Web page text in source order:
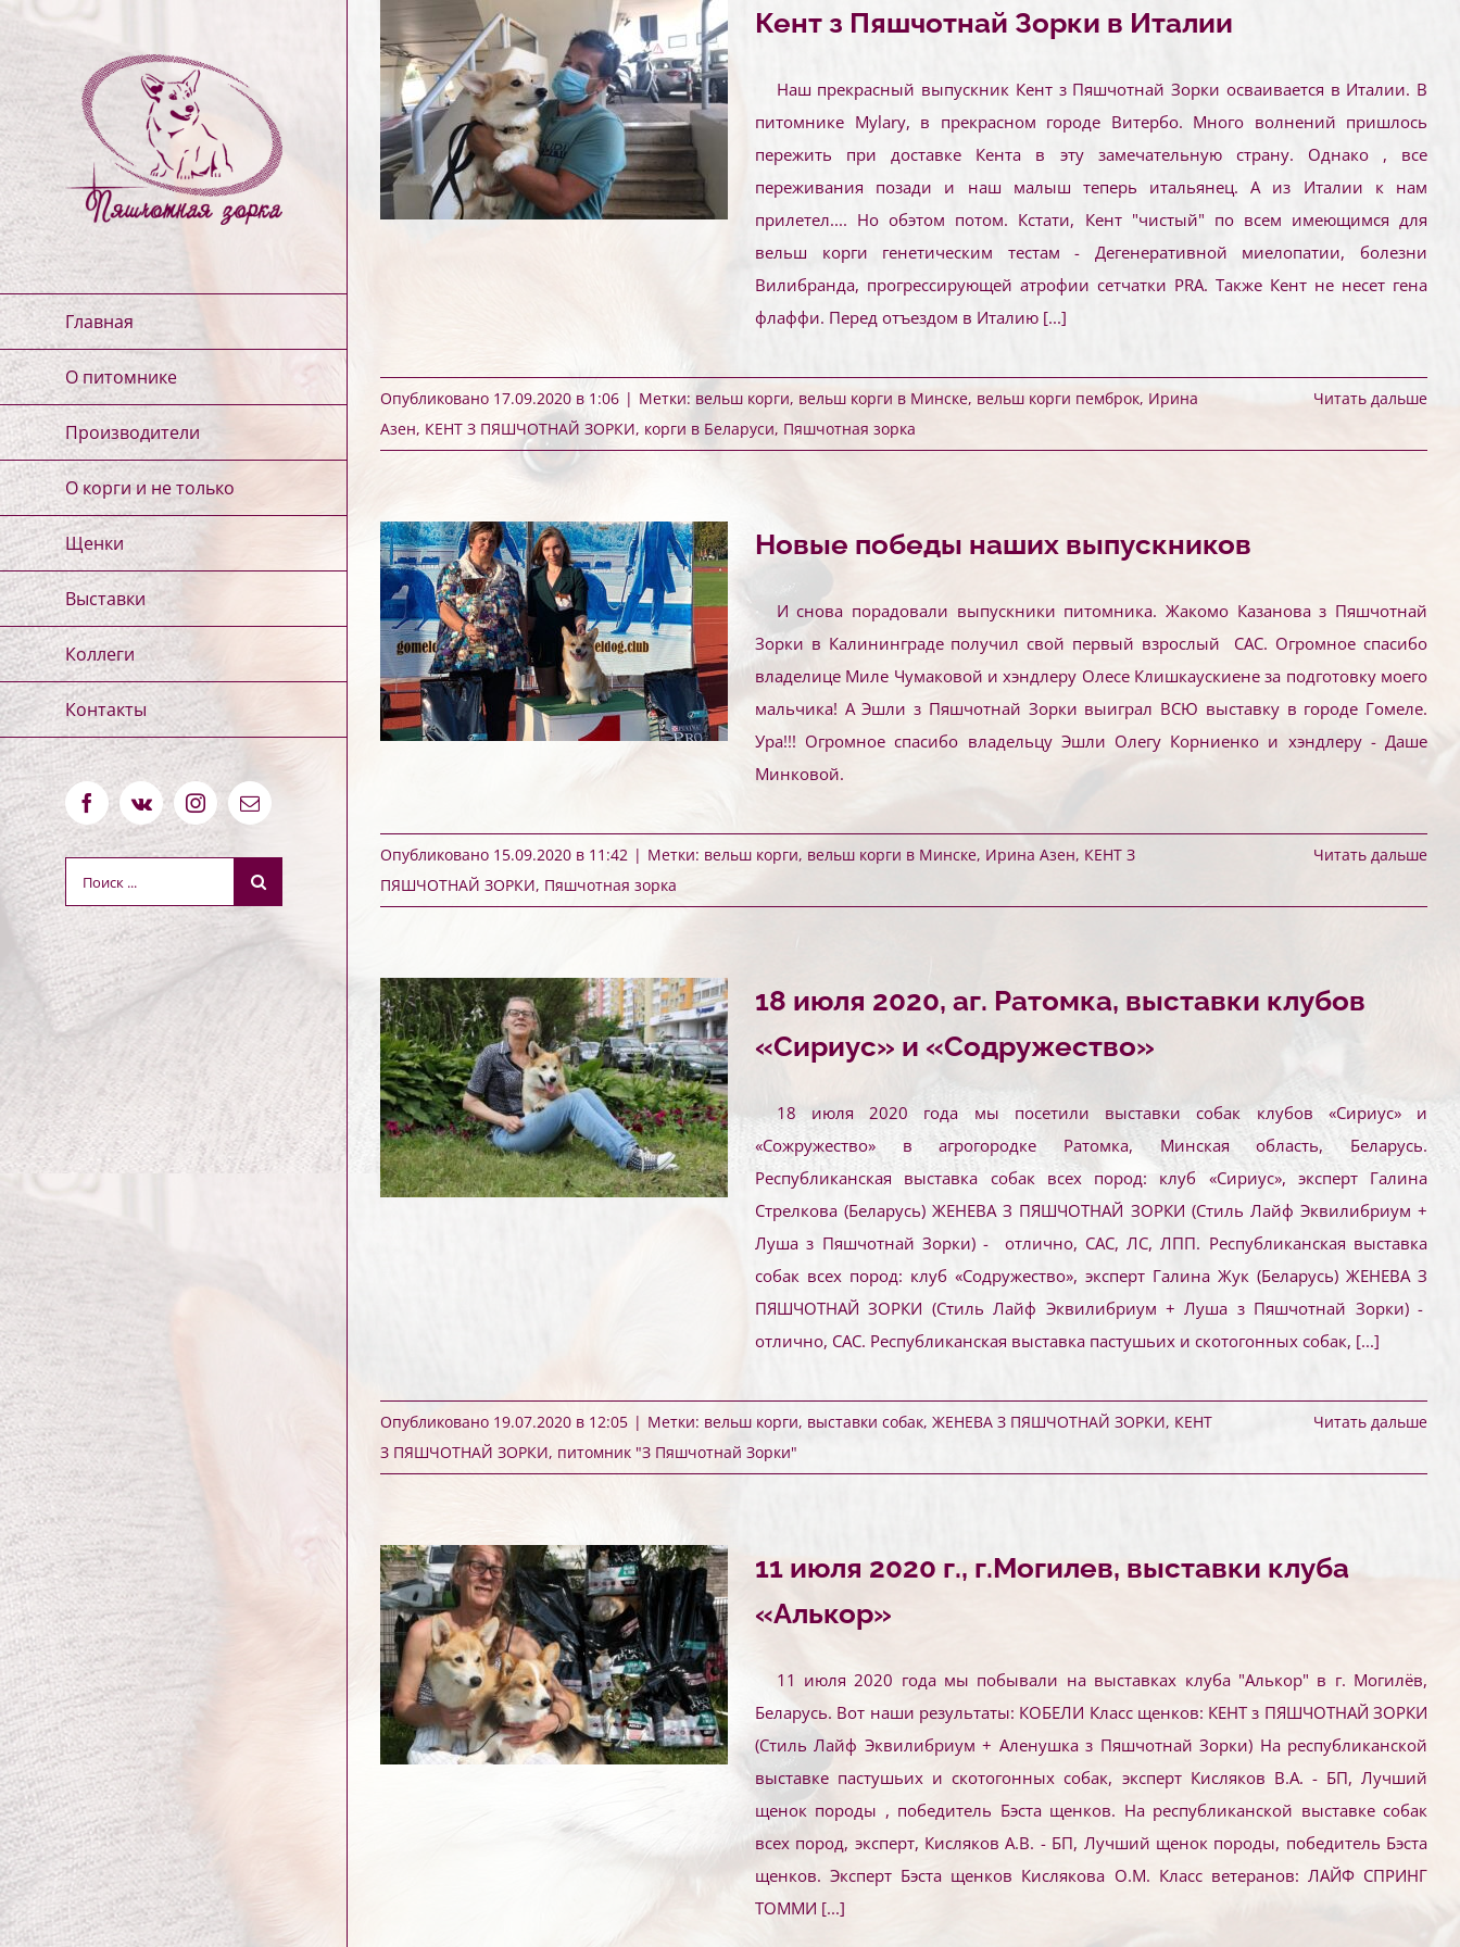
Главная
О питомнике
Производители
О корги и не только
Щенки
Выставки
Коллеги
Контакты
Facebook
Vk InstagramEmail
Результат
поиска:
Кент з Пяшчотнай Зорки в Италии
Наш прекрасный выпускник Кент з Пяшчотнай Зорки осваивается в Италии. В
питомнике Mylary, в прекрасном городе Витербо. Много волнений пришлось
пережить при доставке Кента в эту замечательную страну. Однако , все
переживания позади и наш малыш теперь итальянец. А из Италии к нам
прилетел.... Но обэтом потом. Кстати, Кент "чистый" по всем имеющимся для
вельш корги генетическим тестам - Дегенеративной миелопатии, болезни
Вилибранда, прогрессирующей атрофии сетчатки PRA. Также Кент не несет гена
флаффи. Перед отъездом в Италию [...]
Опубликовано 17.09.2020 в 1:06 | Метки: вельш корги, вельш корги в Минске, вельш корги пемброк, Ирина
Азен, КЕНТ З ПЯШЧОТНАЙ ЗОРКИ, корги в Беларуси, Пяшчотная зорка
Читать дальше
Новые победы наших выпускников
И снова порадовали выпускники питомника. Жакомо Казанова з Пяшчотнай
Зорки в Калининграде получил свой первый взрослый САС. Огромное спасибо
владелице Миле Чумаковой и хэндлеру Олесе Клишкаускиене за подготовку моего
мальчика! А Эшли з Пяшчотнай Зорки выиграл ВСЮ выставку в городе Гомеле.
Ура!!! Огромное спасибо владельцу Эшли Олегу Корниенко и хэндлеру - Даше
Минковой.
Опубликовано 15.09.2020 в 11:42 | Метки: вельш корги, вельш корги в Минске, Ирина Азен, КЕНТ З
ПЯШЧОТНАЙ ЗОРКИ, Пяшчотная зорка
Читать дальше
18 июля 2020, аг. Ратомка, выставки клубов
«Сириус» и «Содружество»
18 июля 2020 года мы посетили выставки собак клубов «Сириус» и
«Сожружество» в агрогородке Ратомка, Минская область, Беларусь.
Республиканская выставка собак всех пород: клуб «Сириус», эксперт Галина
Стрелкова (Беларусь) ЖЕНЕВА З ПЯШЧОТНАЙ ЗОРКИ (Стиль Лайф Эквилибриум +
Луша з Пяшчотнай Зорки) - отлично, САС, ЛС, ЛПП. Республиканская выставка
собак всех пород: клуб «Содружество», эксперт Галина Жук (Беларусь) ЖЕНЕВА З
ПЯШЧОТНАЙ ЗОРКИ (Стиль Лайф Эквилибриум + Луша з Пяшчотнай Зорки) -
отлично, САС. Республиканская выставка пастушьих и скотогонных собак, [...]
Опубликовано 19.07.2020 в 12:05 | Метки: вельш корги, выставки собак, ЖЕНЕВА З ПЯШЧОТНАЙ ЗОРКИ, КЕНТ
З ПЯШЧОТНАЙ ЗОРКИ, питомник "З Пяшчотнай Зорки"
Читать дальше
11 июля 2020 г., г.Могилев, выставки клуба
«Алькор»
11 июля 2020 года мы побывали на выставках клуба "Алькор" в г. Могилёв,
Беларусь. Вот наши результаты: КОБЕЛИ Класс щенков: КЕНТ з ПЯШЧОТНАЙ ЗОРКИ
(Стиль Лайф Эквилибриум + Аленушка з Пяшчотнай Зорки) На республиканской
выставке пастушьих и скотогонных собак, эксперт Кисляков В.А. - БП, Лучший
щенок породы , победитель Бэста щенков. На республиканской выставке собак
всех пород, эксперт, Кисляков А.В. - БП, Лучший щенок породы, победитель Бэста
щенков. Эксперт Бэста щенков Кислякова О.М. Класс ветеранов: ЛАЙФ СПРИНГ
ТОММИ [...]